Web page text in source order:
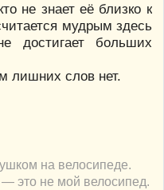
не знает её близко к
мудрым здесь
больших
лишних слов нет.
на велосипеде.
это не мой велосипед.